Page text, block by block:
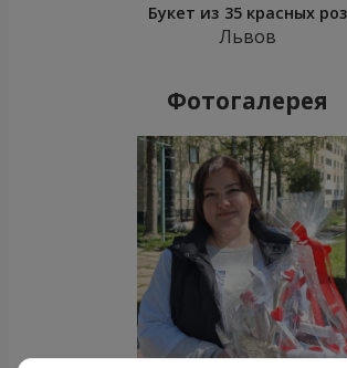
Букет из 35 красных роз
Львов
Фотогалерея